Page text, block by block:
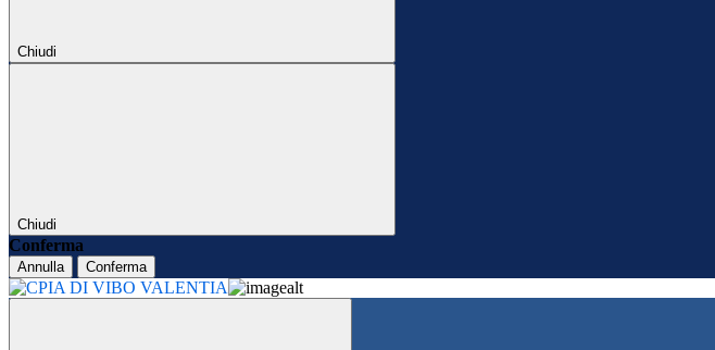
Chiudi
Chiudi
Conferma
Annulla Conferma